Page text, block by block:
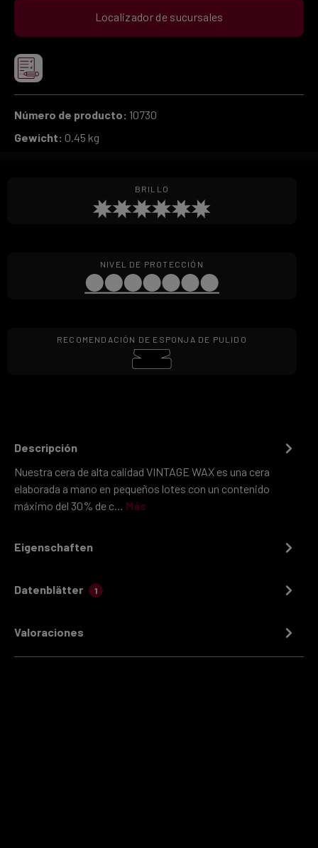
Localizador de sucursales
Número de producto: 10730
Gewicht: 0.45 kg
BRILLO
NIVEL DE PROTECCIÓN
RECOMENDACIÓN DE ESPONJA DE PULIDO
Descripción
Nuestra cera de alta calidad VINTAGE WAX es una cera
elaborada a mano en pequeños lotes con un contenido
máximo del 30% de c… Más
Eigenschaften
Datenblätter 1
Valoraciones